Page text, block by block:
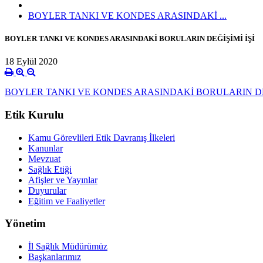
BOYLER TANKI VE KONDES ARASINDAKİ ...
BOYLER TANKI VE KONDES ARASINDAKİ BORULARIN DEĞİŞİMİ İŞİ
18 Eylül 2020
BOYLER TANKI VE KONDES ARASINDAKİ BORULARIN
Etik Kurulu
Kamu Görevlileri Etik Davranış İlkeleri
Kanunlar
Mevzuat
Sağlık Etiği
Afişler ve Yayınlar
Duyurular
Eğitim ve Faaliyetler
Yönetim
İl Sağlık Müdürümüz
Başkanlarımız